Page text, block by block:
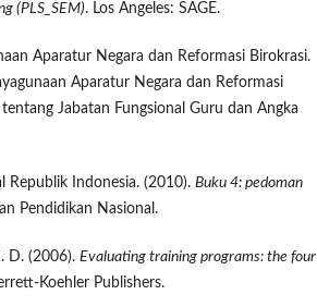
(PLS_SEM). Los Angeles: SAGE.
Aparatur Negara dan Reformasi Birokrasi.
Aparatur Negara dan Reformasi
Jabatan Fungsional Guru dan Angka
Republik Indonesia. (2010). Buku 4: pedoman
Pendidikan Nasional.
D. (2006). Evaluating training programs: the four
Koehler Publishers.